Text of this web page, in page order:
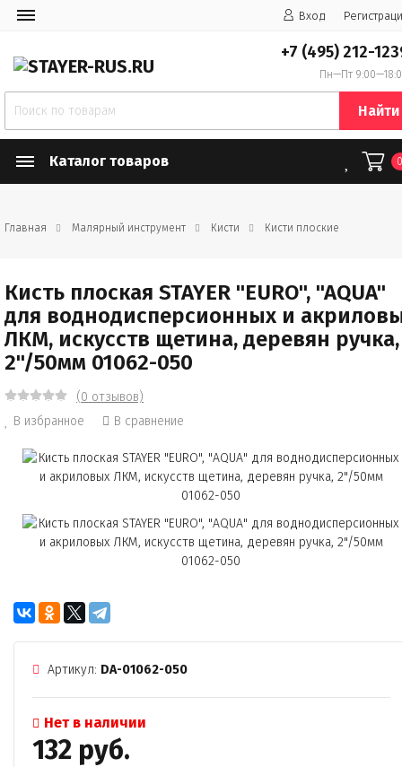
Вход
+7 (495) 212-
Пн—Пт
Найти
Каталог товаров
Главная Малярный инструмент Кисти Кисти плоские
Кисть плоская STAYER "EURO", "AQUA"
для воднодисперсионных и
ЛКМ, искусств щетина, деревян ручка,
2"/50мм 01062-050
(0 отзывов)
В избранное
В сравнение
Артикул: DA-01062-050
Нет в наличии
132 руб.